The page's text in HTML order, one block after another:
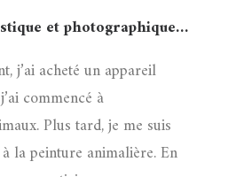
et photographique…
j’ai acheté un appareil
commencé à
Plus tard, je me suis
la peinture animalière. En